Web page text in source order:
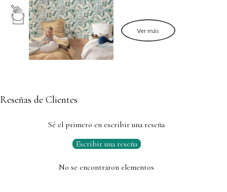
Ver más
Reseñas de Clientes
Sé el primero en escribir una reseña
Escribir una reseña
No se encontraron elementos